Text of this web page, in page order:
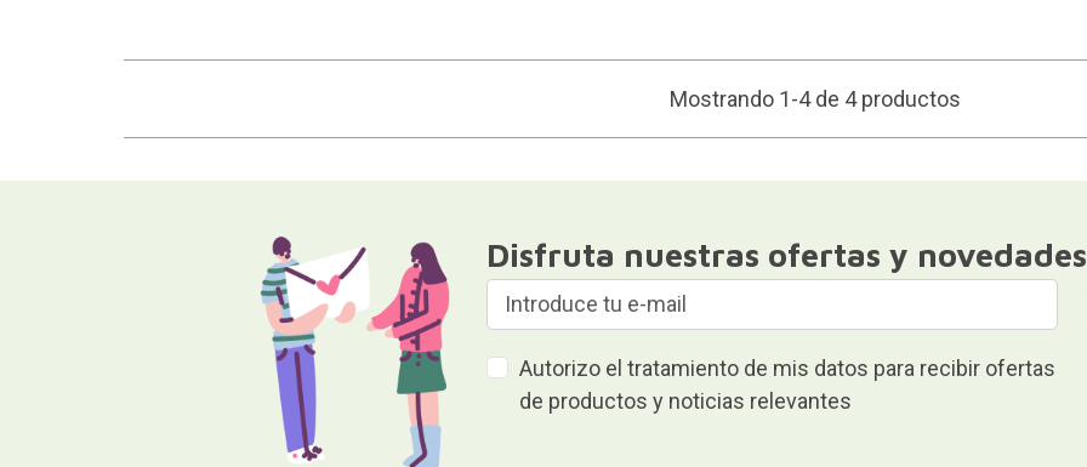
Mostrando 1-4 de 4 productos
Disfruta nuestras ofertas y novedades
Autorizo el tratamiento de mis datos para recibir ofertas
de productos y noticias relevantes